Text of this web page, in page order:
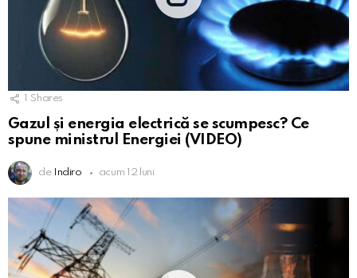
1 Shares
Gazul și energia electrică se scumpesc? Ce
spune ministrul Energiei (VIDEO)
de Indiro acum 12 luni